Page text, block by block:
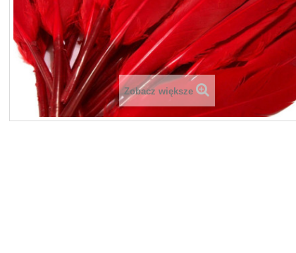
Zobacz większe